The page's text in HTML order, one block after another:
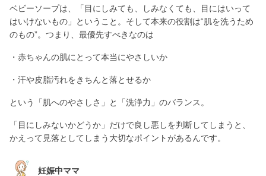
ベビーソープは、「目にしみても、しみなくても、目にはいって
はいけないもの」ということ。そして本来の役割は“肌を洗うため
のもの”。つまり、最優先すべきなのは
・赤ちゃんの肌にとって本当にやさしいか
・汗や皮脂汚れをきちんと落とせるか
という「肌へのやさしさ」と「洗浄力」のバランス。
「目にしみないかどうか」だけで良し悪しを判断してしまうと、
かえって見落としてしまう大切なポイントがあるんです。
妊娠中ママ